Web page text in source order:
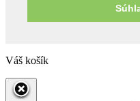
Váš košík